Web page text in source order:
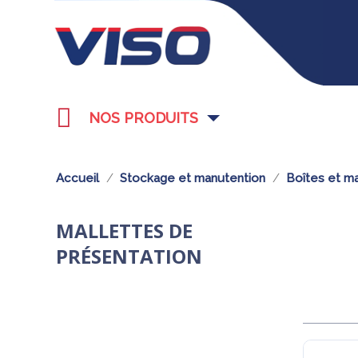
NOS PRODUITS
Accueil Stockage et manutention Boîtes et
MALLETTES DE
PRÉSENTATION